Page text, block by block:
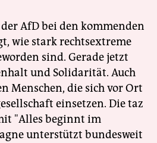
AfD bei den kommenden
wie stark rechtsextreme
sind. Gerade jetzt
und Solidarität. Auch
Menschen, die sich vor Ort
einsetzen. Die taz
"Alles beginnt im
unterstützt bundesweit